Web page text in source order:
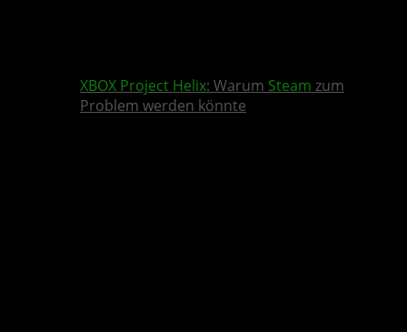
XBOX Project Helix: Warum Steam zum
Problem werden könnte